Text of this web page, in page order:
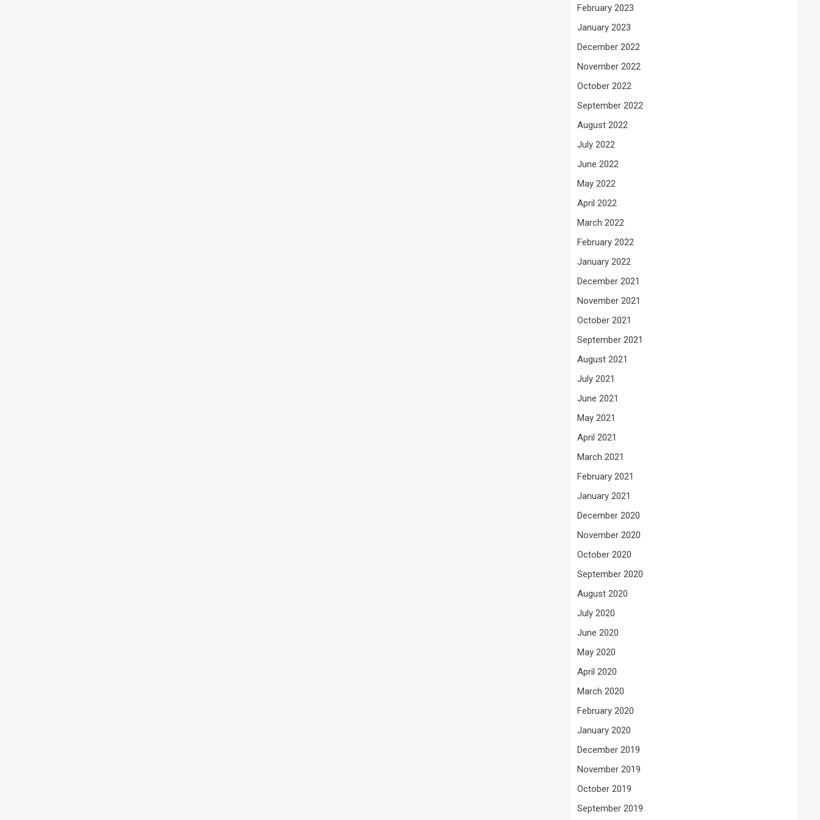
February 2023
January 2023
December 2022
November 2022
October 2022
September 2022
August 2022
July 2022
June 2022
May 2022
April 2022
March 2022
February 2022
January 2022
December 2021
November 2021
October 2021
September 2021
August 2021
July 2021
June 2021
May 2021
April 2021
March 2021
February 2021
January 2021
December 2020
November 2020
October 2020
September 2020
August 2020
July 2020
June 2020
May 2020
April 2020
March 2020
February 2020
January 2020
December 2019
November 2019
October 2019
September 2019